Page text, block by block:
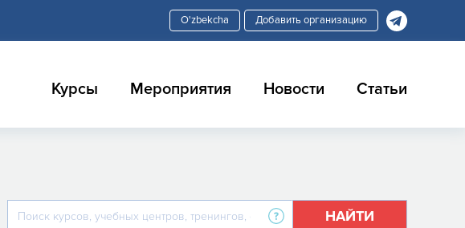
Добавить организацию
Курсы Мероприятия Новости Статьи
НАЙТИ